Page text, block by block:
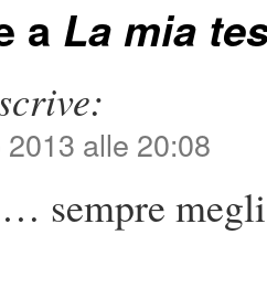
a La mia
alle 20:08
sempre